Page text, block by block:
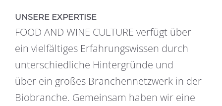
UNSERE EXPERTISE
FOOD AND WINE CULTURE verfügt über
ein vielfältiges Erfahrungswissen durch
unterschiedliche Hintergründe und
über ein großes Branchennetzwerk in der
Biobranche. Gemeinsam haben wir eine